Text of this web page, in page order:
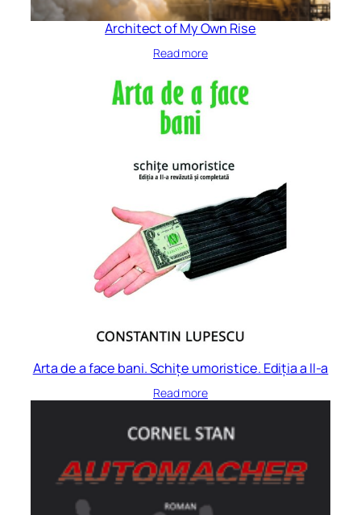
Architect of My Own Rise
Read more
Arta de a face bani. Schițe umoristice. Ediția a II-a
Read more